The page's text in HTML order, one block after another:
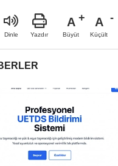
Dinle Yazdır
A
Büyüt
A
Küçült